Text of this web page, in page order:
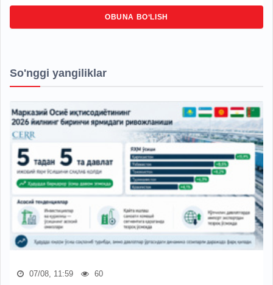
OBUNA BO‘LISH
So'nggi yangiliklar
07/08, 11:59 60